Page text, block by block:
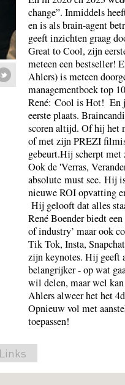
change”. Inmiddels
en is als brain-agent
geeft inzichten graag
Great to Cool, zijn
meteen een bestseller!
Ahlers) is meteen
managementboek top
René: Cool is Hot! En
eerste plaats.
scoren altijd. Of hij het
of met zijn PREZI
gebeurt.Hij scherpt
Ook de 'Verras,
absolute must see. Hij
nieuwe ROI opvatting
Hij gelooft dat alles
René Boender biedt
of industry’ maar ook
Tik Tok, Insta,
zijn keynotes. Hij geeft
belangrijker - op wat
wil delen, maar wel
Ahlers alweer het het
Opnieuw vol met
toepassen!
Links